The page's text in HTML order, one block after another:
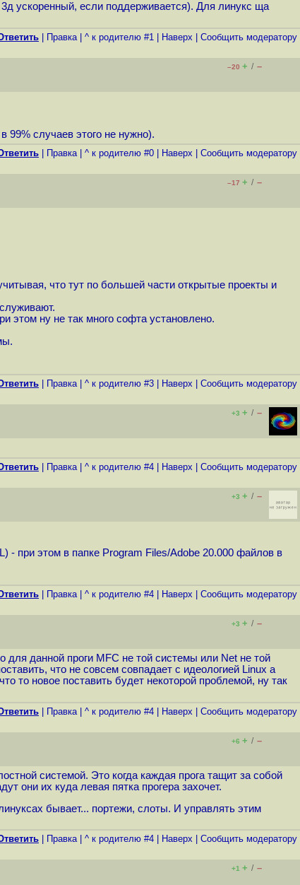
ускоренный, если поддерживается). Для линукс ща
Правка| ^ к родителю #1 Наверх Cообщить модератору
–20 + / –
99% случаев этого не нужно).
Правка| ^ к родителю #0 Наверх Cообщить модератору
–17 + / –
что тут по большей части открытые проекты и
этом ну не так много софта установлено.
Правка| ^ к родителю #3 Наверх Cообщить модератору
+3 + / –
Правка| ^ к родителю #4 Наверх Cообщить модератору
+3 + / –
- при этом в папке Program Files/Adobe 20.000 файлов в
Правка| ^ к родителю #4 Наверх Cообщить модератору
+3 + / –
данной проги MFC не той системы или Net не той
что не совсем совпадает с идеологией Linux а
то новое поставить будет некоторой проблемой, ну так
Правка| ^ к родителю #4 Наверх Cообщить модератору
+6 + / –
системой. Это когда каждая прога тащит за собой
они их куда левая пятка прогера захочет.
бывает... портежи, слоты. И управлять этим
Правка| ^ к родителю #4 Наверх Cообщить модератору
+1 + / –